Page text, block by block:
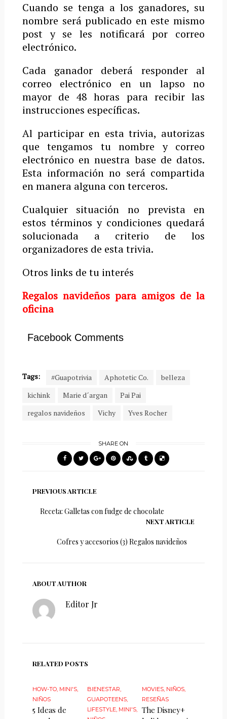
Cuando se tenga a los ganadores, su
nombre será publicado en este mismo
post y se les notificará por correo
electrónico.
Cada ganador deberá responder al
correo electrónico en un lapso no
mayor de 48 horas para recibir las
instrucciones específicas.
Al participar en esta trivia, autorizas
que tengamos tu nombre y correo
electrónico en nuestra base de datos.
Esta información no será compartida
en manera alguna con terceros.
Cualquier situación no prevista en
estos términos y condiciones quedará
solucionada a criterio de los
organizadores de esta trivia.
Otros links de tu interés
Regalos navideños para amigos de la
oficina
Facebook Comments
Tags: #Guapotrivia Aphotetic Co.
belleza
kichink
Marie d´argan
Pai Pai
regalos navideños
Vichy Yves Rocher
SHARE ON
PREVIOUS ARTICLE
Receta: Galletas con fudge de chocolate
NEXT ARTICLE
Cofres y accesorios (3) Regalos navideños
ABOUT AUTHOR
Editor Jr
RELATED POSTS
HOW-TO, MINI'S,
NIÑOS
5 Ideas de
BIENESTAR,
GUAPOTEENS,
LIFESTYLE, MINI'S,
MOVIES, NIÑOS,
RESEÑAS
The Disney+